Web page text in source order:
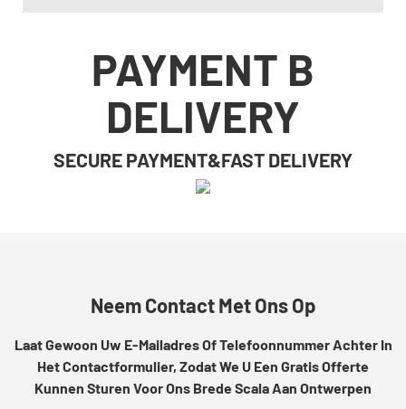
PAYMENT B
DELIVERY
SECURE PAYMENT&FAST DELIVERY
Neem Contact Met Ons Op
Laat Gewoon Uw E-Mailadres Of Telefoonnummer Achter In
Het Contactformulier, Zodat We U Een Gratis Offerte
Kunnen Sturen Voor Ons Brede Scala Aan Ontwerpen